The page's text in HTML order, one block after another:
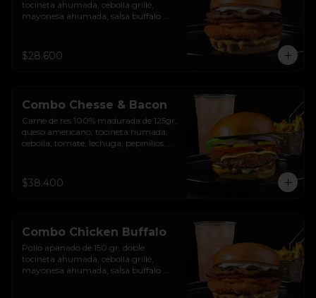
tocineta ahumada, cebolla grillé,
mayonesa ahumada, salsa buffalo
$28.600
Combo Chesse & Bacon
Carne de res 100% madurada de 125gr,
queso americano, tocineta humada,
cebolla, tomate, lechuga, pepinillos,
$38.400
Combo Chicken Buffalo
Pollo apanado de 150 gr, doble
tocineta ahumada, cebolla grillé,
mayonesa ahumada, salsa buffalo